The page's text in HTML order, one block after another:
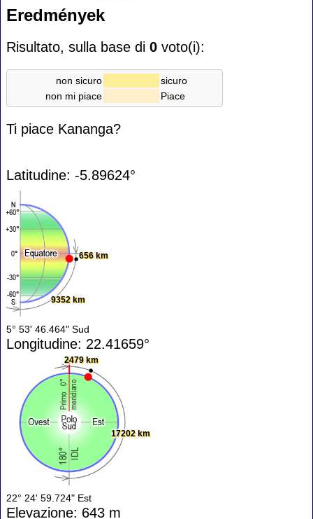
Eredmények
Risultato, sulla base di 0 voto(i):
non sicuro
sicuro
non mi piace
Piace
Ti piace Kananga?
Latitudine: -5.89624°
9352 km
656 km
5° 53' 46.464" Sud
Longitudine: 22.41659°
2479 km
17202 km
22° 24' 59.724" Est
Elevazione: 643 m